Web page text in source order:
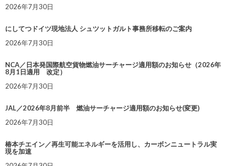
2026年7月30日
にしてつドイツ現地法人 シュツットガルト事務所移転のご案内
2026年7月30日
NCA／日本発国際航空貨物燃油サーチャージ適用額のお知らせ（2026年
8月1日適用 改定）
2026年7月30日
JAL／2026年8月前半 燃油サーチャージ適用額のお知らせ(変更)
2026年7月30日
椿本チエイン／再生可能エネルギーを活用し、カーボンニュートラル実
現を加速